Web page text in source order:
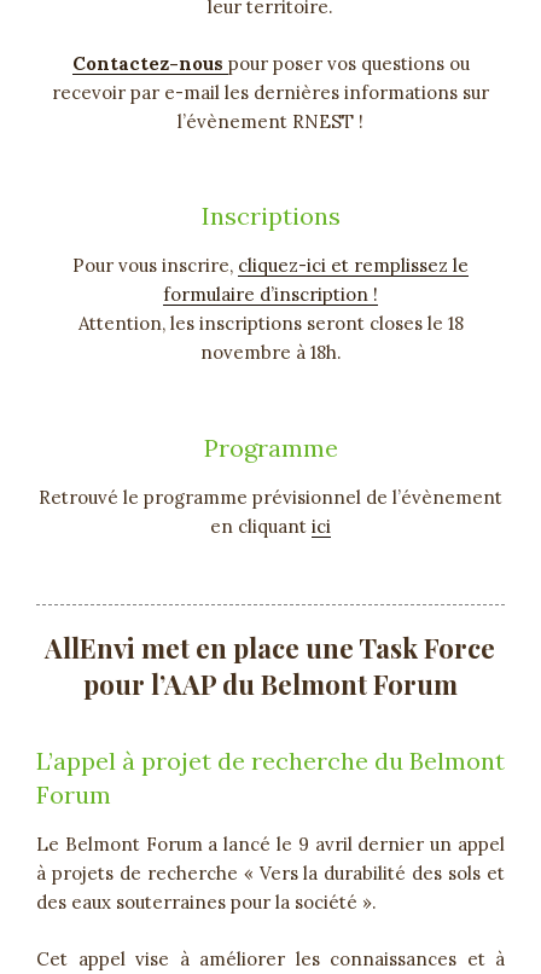
leur territoire.
Contactez-nous pour poser vos questions ou
recevoir par e-mail les dernières informations sur
l’évènement RNEST !
Inscriptions
Pour vous inscrire, cliquez-ici et remplissez le
formulaire d’inscription !
Attention, les inscriptions seront closes le 18
novembre à 18h.
Programme
Retrouvé le programme prévisionnel de l’évènement
en cliquant ici
AllEnvi met en place une Task Force
pour l’AAP du Belmont Forum
L’appel à projet de recherche du Belmont
Forum
Le Belmont Forum a lancé le 9 avril dernier un appel
à projets de recherche « Vers la durabilité des sols et
des eaux souterraines pour la société ».
Cet appel vise à améliorer les connaissances et à